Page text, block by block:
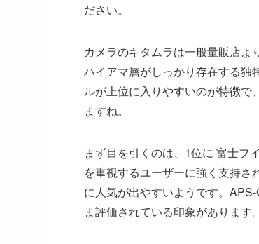
ださい。
カメラのキタムラは一般量販店よ
ハイアマ層がしっかり存在する独
ルが上位に入りやすいのが特徴
ますね。
まず目を引くのは、1位に 富士フ
を重視するユーザーに強く支持さ
に人気が出やすいようです。
ま評価されている印象があります。